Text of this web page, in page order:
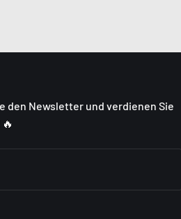
den Newsletter und verdienen Sie